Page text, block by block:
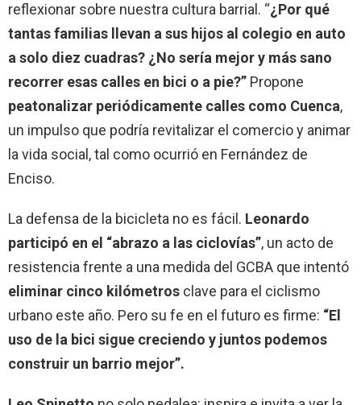
reflexionar sobre nuestra cultura barrial. “¿Por qué
tantas familias llevan a sus hijos al colegio en auto
a solo diez cuadras? ¿No sería mejor y más sano
recorrer esas calles en bici o a pie?” Propone
peatonalizar periódicamente calles como Cuenca,
un impulso que podría revitalizar el comercio y animar
la vida social, tal como ocurrió en Fernández de
Enciso.
La defensa de la bicicleta no es fácil. Leonardo
participó en el “abrazo a las ciclovías”, un acto de
resistencia frente a una medida del GCBA que intentó
eliminar cinco kilómetros clave para el ciclismo
urbano este año. Pero su fe en el futuro es firme: “El
uso de la bici sigue creciendo y juntos podemos
construir un barrio mejor”.